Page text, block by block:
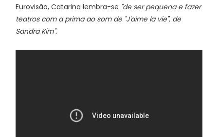
Eurovisão, Catarina lembra-se "de ser pequena e fazer
teatros com a prima ao som de "J'aime la vie", de
Sandra Kim".